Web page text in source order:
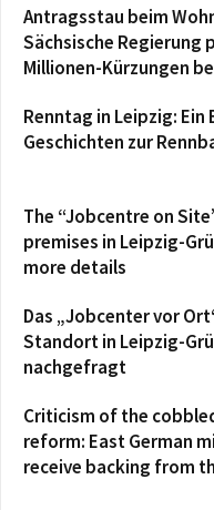
Antragsstau beim
Sächsische Regierung
Millionen-Kürzungen
Renntag in Leipzig: Ein
Geschichten zur
The “Jobcentre on
premises in Leipzig-
more details
Das „Jobcenter vor
Standort in Leipzig-
nachgefragt
Criticism of the
reform: East German
receive backing from